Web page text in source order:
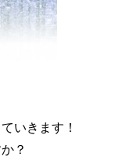
いきます！
？